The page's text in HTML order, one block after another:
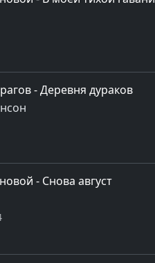
- Деревня дураков
- Снова август